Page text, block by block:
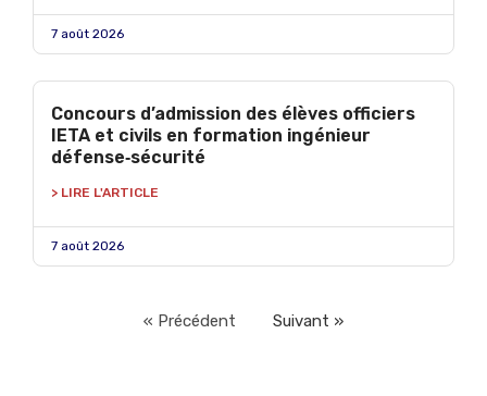
7 août 2026
Concours d’admission des élèves officiers
IETA et civils en formation ingénieur
défense‑sécurité
> LIRE L'ARTICLE
7 août 2026
« Précédent Suivant »